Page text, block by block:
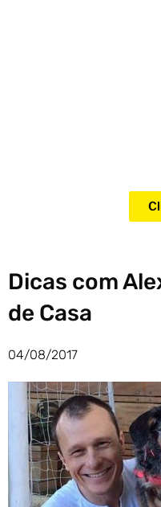
Dicas com
de Casa
04/08/2017